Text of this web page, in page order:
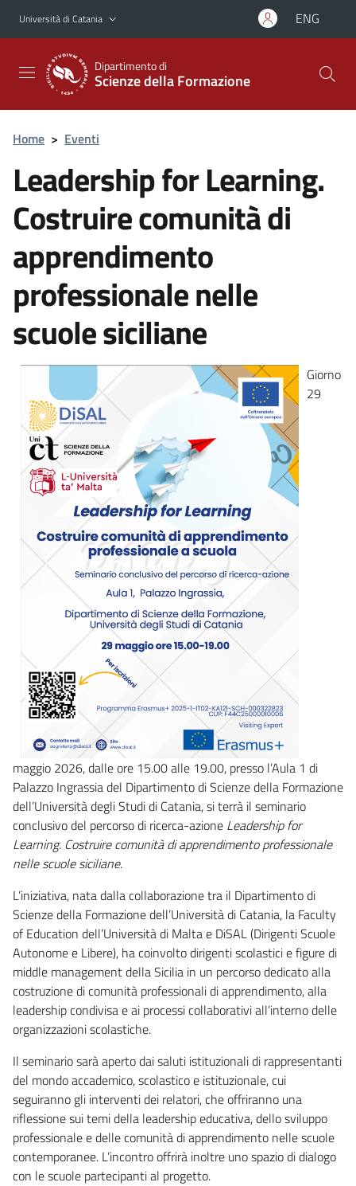
Vai al contenuto principale
Vai al menu di navigazione
Università di Catania ENG
Dipartimento di
Scienze della Formazione
Home > Eventi
Leadership for Learning.
Costruire comunità di
apprendimento
professionale nelle
scuole siciliane
Giorno
29
maggio 2026, dalle ore 15.00 alle 19.00, presso l’Aula 1 di
Palazzo Ingrassia del Dipartimento di Scienze della Formazione
dell’Università degli Studi di Catania, si terrà il seminario
conclusivo del percorso di ricerca-azione Leadership for
Learning. Costruire comunità di apprendimento professionale
nelle scuole siciliane.
L’iniziativa, nata dalla collaborazione tra il Dipartimento di
Scienze della Formazione dell’Università di Catania, la Faculty
of Education dell’Università di Malta e DiSAL (Dirigenti Scuole
Autonome e Libere), ha coinvolto dirigenti scolastici e figure di
middle management della Sicilia in un percorso dedicato alla
costruzione di comunità professionali di apprendimento, alla
leadership condivisa e ai processi collaborativi all’interno delle
organizzazioni scolastiche.
Il seminario sarà aperto dai saluti istituzionali di rappresentanti
del mondo accademico, scolastico e istituzionale, cui
seguiranno gli interventi dei relatori, che offriranno una
riflessione sui temi della leadership educativa, dello sviluppo
professionale e delle comunità di apprendimento nelle scuole
contemporanee. L’incontro offrirà inoltre uno spazio di dialogo
con le scuole partecipanti al progetto.